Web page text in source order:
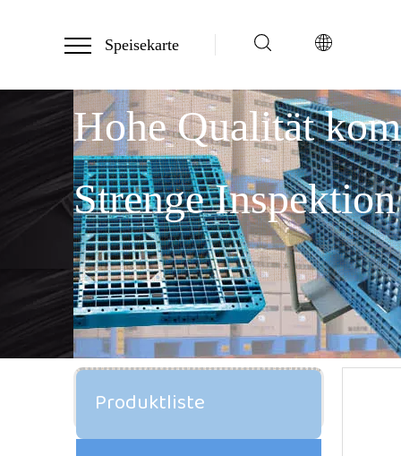
Speisekarte
Hohe Qualität
Strenge Inspektion
Produktliste